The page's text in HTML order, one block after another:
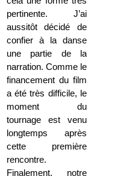
pertinente. J’ai
aussitôt décidé de
confier à la danse
une partie de la
narration. Comme le
financement du film
a été très difficile, le
moment du
tournage est venu
longtemps après
cette première
rencontre.
Finalement, notre